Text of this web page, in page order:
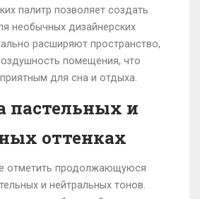
палитр позволяет создать
необычных дизайнерских
расширяют пространство,
помещения, что
для сна и отдыха.
пастельных и
оттенках
отметить продолжающуюся
и нейтральных тонов.